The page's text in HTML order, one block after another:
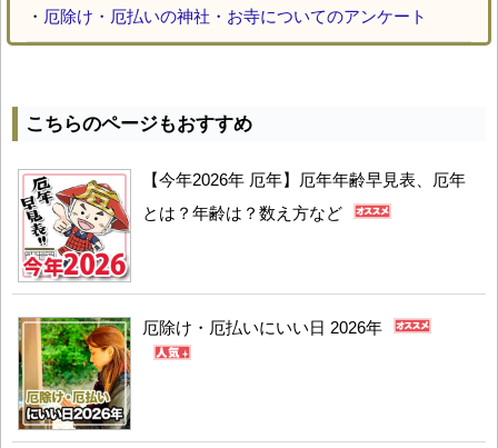
・ 厄除け・厄払いの神社・お寺についてのアンケート
こちらのページもおすすめ
【今年2026年 厄年】厄年年齢早見表、厄年
とは？年齢は？数え方など
厄除け・厄払いにいい日 2026年